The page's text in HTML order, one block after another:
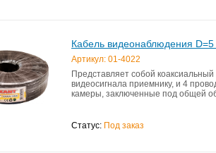
Кабель видеонаблюдения
Артикул: 01-4022
Представляет собой
видеосигнала приемнику, и 4
камеры, заключенные под общей
Статус: Под заказ